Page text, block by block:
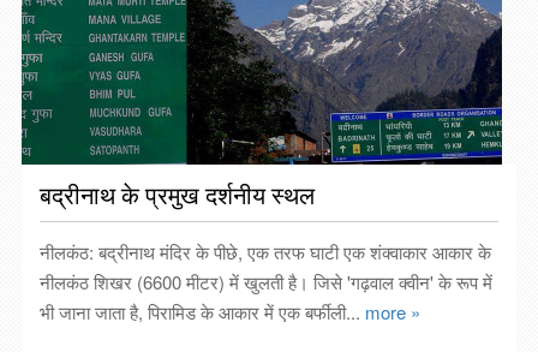
बद्रीनाथ के प्रमुख दर्शनीय स्थल
नीलकंठ: बद्रीनाथ मंदिर के पीछे, एक तरफ घाटी एक शंक्वाकार आकार के
नीलकंठ शिखर (6600 मीटर) में खुलती है। जिसे 'गढ़वाल क्वीन' के रूप में
भी जाना जाता है, पिरामिड के आकार में एक बर्फीली... more »